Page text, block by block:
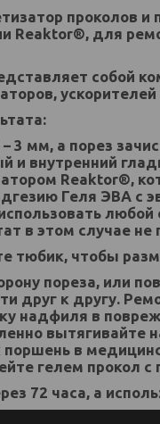
проколов и
Reaktor®, для
собой
3 мм, а порез
и внутренний
Reaktor®,
Геля ЭВА с
в этом случае не
тюбик, чтобы
пореза, или
друг к другу.
надфиля в
вытягивайте
в
гелем прокол
72 часа, а